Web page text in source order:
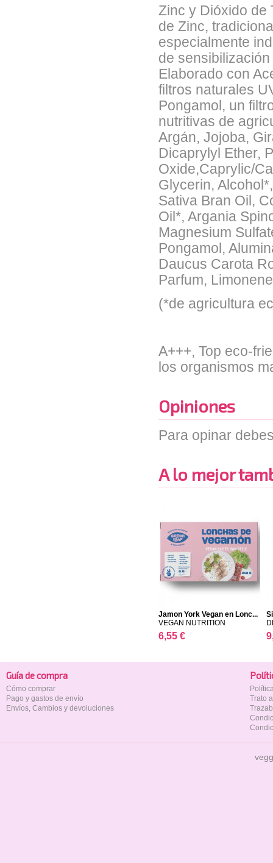
Zinc y Dióxido de
de Zinc,
especialmente
de
Elaborado con
filtros naturales
Pongamol, un
nutritivas de
Argán, Jojoba,
Dicaprylyl Ether,
Oxide,Caprylic/
Glycerin,
Sativa Bran Oil,
Oil*, Argania
Magnesium
Pongamol,
Daucus Carota
Parfum,
(*de agricultura
A+++, Top eco-
los organismos
Opiniones
Para opinar
A lo mejor
Jamon York Vegan en Lonc...
VEGAN NUTRITION
6,55 €
Guía de compra
Cómo comprar
Pago y gastos de envío
Envíos, Cambios y devoluciones
Trato